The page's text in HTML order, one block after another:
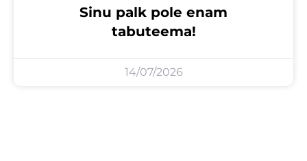
Sinu palk pole enam
tabuteema!
14/07/2026